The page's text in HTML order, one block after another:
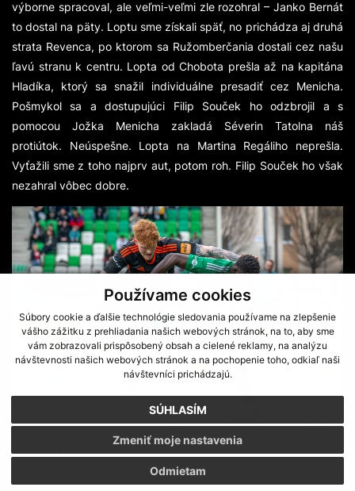
Používame cookies
Súbory cookie a ďalšie technológie sledovania používame na zlepšenie
vášho zážitku z prehliadania našich webových stránok, na to, aby sme
vám zobrazovali prispôsobený obsah a cielené reklamy, na analýzu
návštevnosti našich webových stránok a na pochopenie toho, odkiaľ naši
návštevníci prichádzajú.
SÚHLASÍM
Odmietam
Zmeniť moje nastavenia
výborne spracoval, ale veľmi-veľmi zle rozohral – Janko Bernát
to dostal na päty. Loptu sme získali späť, no prichádza aj druhá
strata Revenca, po ktorom sa Ružomberčania dostali cez našu
ľavú stranu k centru. Lopta od Chobota prešla až na kapitána
Hladíka, ktorý sa snažil individuálne presadiť cez Menicha.
Pošmykol sa a dostupujúci Filip Souček ho odzbrojil a s
pomocou Jožka Menicha zakladá Séverin Tatolna náš
protiútok. Neúspešne. Lopta na Martina Regáliho neprešla.
Vyťažili sme z toho najprv aut, potom roh. Filip Souček ho však
nezahral vôbec dobre.
Brankár Húska ťahá v ťažkej pohode čas. Snáď si s tým hlavný
rozhodca bude vedieť v nasledujúcich minútach poradiť.